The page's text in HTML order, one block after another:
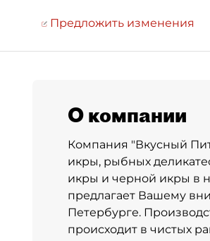
Предложить изменения
О компании
Компания "Вкусный
икры, рыбных
икры и черной икры в
предлагает Вашему
Петербурге.
происходит в чистых